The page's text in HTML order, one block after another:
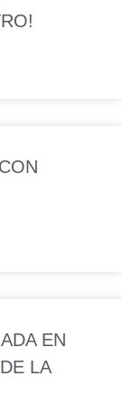
EN
LA